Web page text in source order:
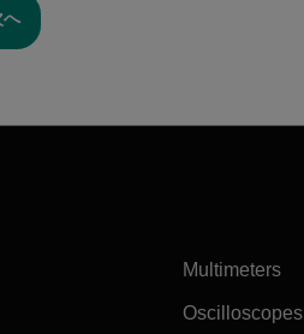
へ
Multimeters
Oscilloscopes